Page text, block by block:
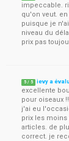
impeccable.
qu'on veut.
puisque je
niveau du
prix pas
5 / 5 ievy a
excellente
pour oiseaux !!
j'ai eu
prix les
articles. de
correct. je